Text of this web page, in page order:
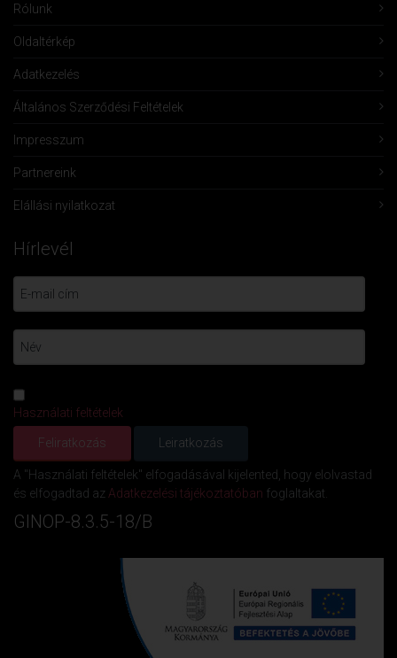
Rólunk
Oldaltérkép
Adatkezelés
Általános Szerződési Feltételek
Impresszum
Partnereink
Elállási nyilatkozat
Hírlevél
Használati feltételek
A "Használati feltételek" elfogadásával kijelented, hogy elolvastad
és elfogadtad az Adatkezelési tájékoztatóban foglaltakat.
GINOP-8.3.5-18/B